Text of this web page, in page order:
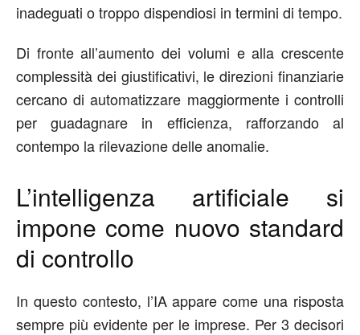
inadeguati o troppo dispendiosi in termini di tempo.
Di fronte all’aumento dei volumi e alla crescente
complessità dei giustificativi, le direzioni finanziarie
cercano di automatizzare maggiormente i controlli
per guadagnare in efficienza, rafforzando al
contempo la rilevazione delle anomalie.
L’intelligenza artificiale si
impone come nuovo standard
di controllo
In questo contesto, l’IA appare come una risposta
sempre più evidente per le imprese. Per 3 decisori